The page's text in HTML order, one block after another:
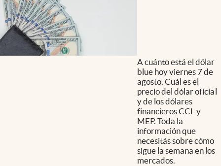
A cuánto está el dólar
blue hoy viernes 7 de
agosto. Cuál es el
precio del dólar oficial
y de los dólares
financieros CCL y
MEP. Toda la
información que
necesitás sobre cómo
sigue la semana en los
mercados.